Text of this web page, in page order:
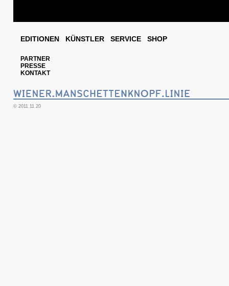
EDITIONEN KÜNSTLER SERVICE SHOP
PARTNER
PRESSE
KONTAKT
© 2011 11 20